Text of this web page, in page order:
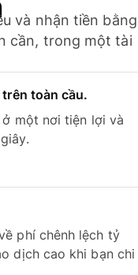
và nhận tiền bằng
cần, trong một tài
toàn cầu.
một nơi tiện lợi và
phí chênh lệch tỷ
dịch cao khi bạn chi